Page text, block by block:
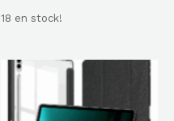
con
18 en stock!